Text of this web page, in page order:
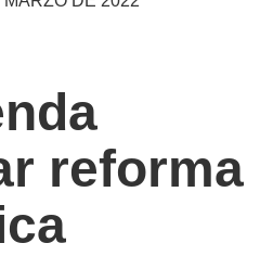
reforma